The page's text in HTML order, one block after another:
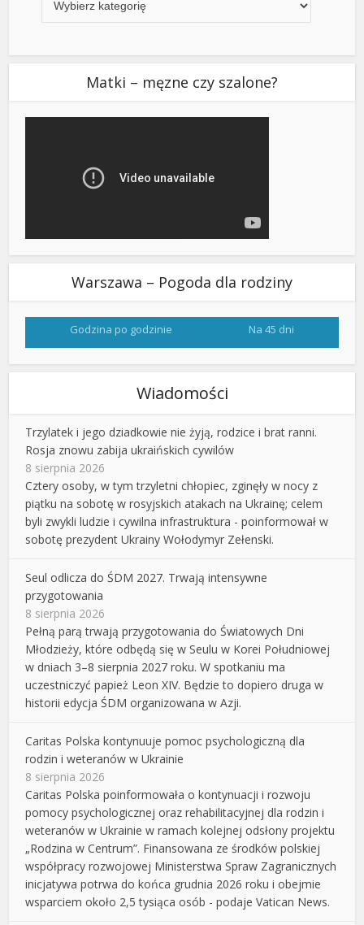
Matki – męzne czy szalone?
Warszawa – Pogoda dla rodziny
Godzina po godzinie Na 45 dni
Wiadomości
Trzylatek i jego dziadkowie nie żyją, rodzice i brat ranni.
Rosja znowu zabija ukraińskich cywilów
8 sierpnia 2026
Cztery osoby, w tym trzyletni chłopiec, zginęły w nocy z
piątku na sobotę w rosyjskich atakach na Ukrainę; celem
byli zwykli ludzie i cywilna infrastruktura - poinformował w
sobotę prezydent Ukrainy Wołodymyr Zełenski.
Seul odlicza do ŚDM 2027. Trwają intensywne
przygotowania
8 sierpnia 2026
Pełną parą trwają przygotowania do Światowych Dni
Młodzieży, które odbędą się w Seulu w Korei Południowej
w dniach 3–8 sierpnia 2027 roku. W spotkaniu ma
uczestniczyć papież Leon XIV. Będzie to dopiero druga w
historii edycja ŚDM organizowana w Azji.
Caritas Polska kontynuuje pomoc psychologiczną dla
rodzin i weteranów w Ukrainie
8 sierpnia 2026
Caritas Polska poinformowała o kontynuacji i rozwoju
pomocy psychologicznej oraz rehabilitacyjnej dla rodzin i
weteranów w Ukrainie w ramach kolejnej odsłony projektu
„Rodzina w Centrum”. Finansowana ze środków polskiej
współpracy rozwojowej Ministerstwa Spraw Zagranicznych
inicjatywa potrwa do końca grudnia 2026 roku i obejmie
wsparciem około 2,5 tysiąca osób - podaje Vatican News.